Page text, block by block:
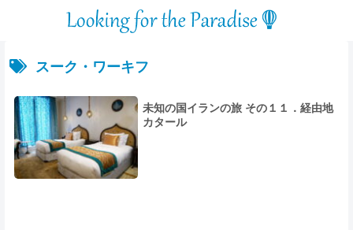
スーク・ワーキフ
未知の国イランの旅 その１１．経由地
カタール